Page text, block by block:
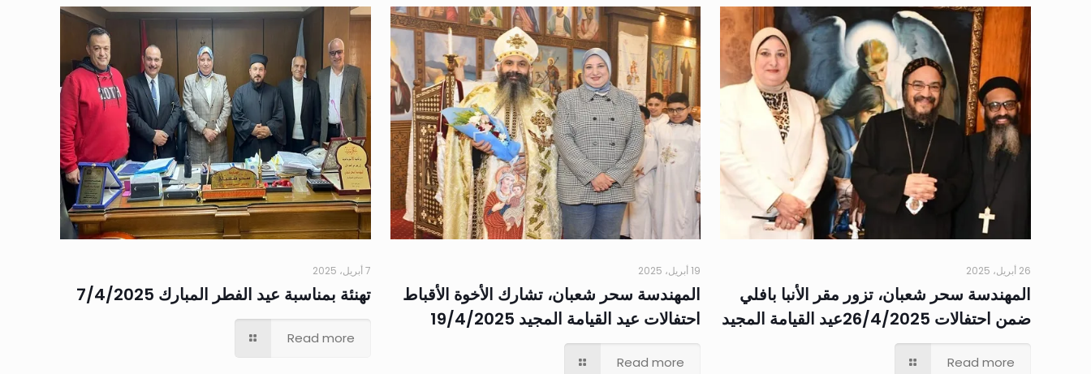
26 أبريل، 2025
المهندسة سحر شعبان، تزور مقر الأنبا بافلي
ضمن احتفالات 26/4/2025عيد القيامة المجيد
Read more
19 أبريل، 2025
المهندسة سحر شعبان، تشارك الأخوة الأقباط
احتفالات عيد القيامة المجيد 19/4/2025
Read more
7 أبريل، 2025
تهنئة بمناسبة عيد الفطر المبارك 7/4/2025
Read more